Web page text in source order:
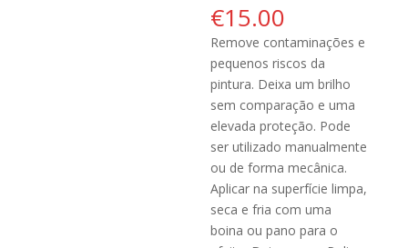
€15.00
Remove contaminações e
pequenos riscos da
pintura. Deixa um brilho
sem comparação e uma
elevada proteção. Pode
ser utilizado manualmente
ou de forma mecânica.
Aplicar na superfície limpa,
seca e fria com uma
boina ou pano para o